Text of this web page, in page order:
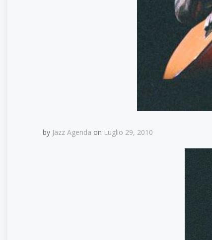
by Jazz Agenda on Luglio 29, 2010